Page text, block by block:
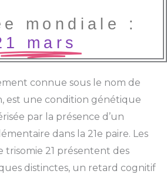
mondiale :
mars
connue sous le nom de
est une condition génétique
par la présence d’un
dans la 21e paire. Les
trisomie 21 présentent des
distinctes, un retard cognitif